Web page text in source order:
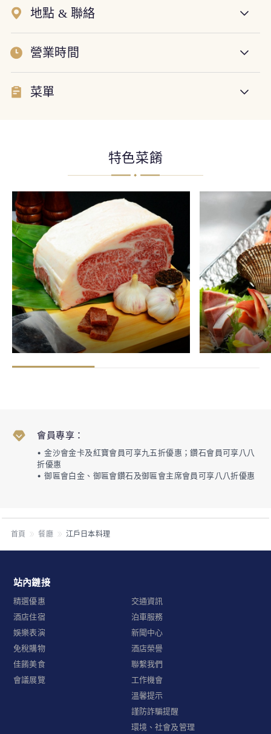
地點 & 聯絡
營業時間
菜單
特色菜餚
會員專享：
• 金沙會金卡及紅寶會員可享九五折優惠；鑽石會員可享八八
折優惠
• 御匾會白金、御匾會鑽石及御匾會主席會員可享八八折優惠
首頁 餐廳 江戶日本料理
站內鏈接
精選優惠
酒店住宿
娛樂表演
免稅購物
佳餚美食
會議展覽
交通資訊
泊車服務
新聞中心
酒店榮譽
聯繫我們
工作機會
溫馨提示
謹防詐騙提醒
環境、社會及管理